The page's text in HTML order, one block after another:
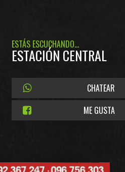
ESTÁS ESCUCHANDO...
ESTACIÓN CENTRAL
CHATEAR
ME GUSTA